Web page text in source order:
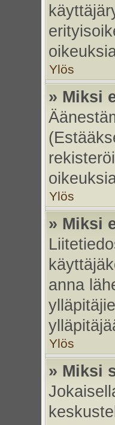
Ylös
» Miksi
Ylös
» Miksi
anna
Ylös
» Miksi